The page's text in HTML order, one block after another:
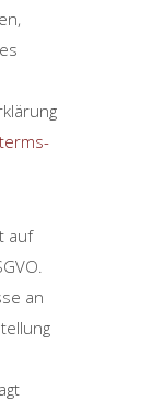
auf
an